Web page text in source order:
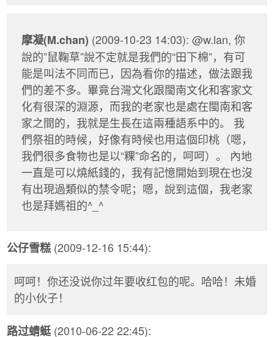
摩凝(M.chan) (2009-10-23 14:03): @w.lan, 你
說的”鼠鞠草”說不定就是我們的“田下棉”，有可
能是叫法不同而已，因為看你的描述，做法跟我
們的差不多。畢竟台灣文化跟閩南文化和客家文
化有很深的淵源，而我的老家也是處在閩南和客
家之間的，我就是生長在這兩種語系中的。 我
們祭祖的時候，好像有時候也用這個印桃（嗯，
我們很多食物也是以“粿”命名的，呵呵）。 內地
一直是可以燒紙錢的，我有記憶開始到現在也沒
有出現過類似的禁令呢；嗯，說到這個，我老家
也是拜媽祖的^_^
公仔雪糕 (2009-12-16 15:44):
呵呵！你还没说你过年要收红包的呢。哈哈！未婚
的小伙子！
路过蜻蜓(2010-06-22 22:45):